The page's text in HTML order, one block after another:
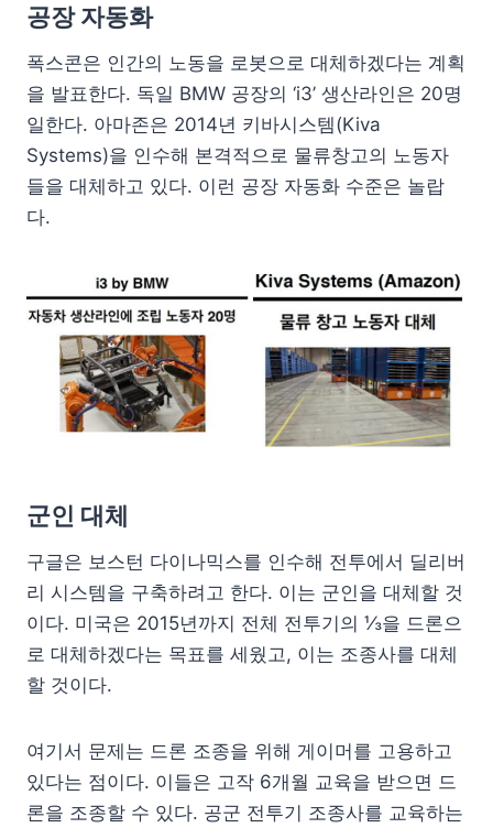
공장 자동화
폭스콘은 인간의 노동을 로봇으로 대체하겠다는 계획
을 발표한다. 독일 BMW 공장의 ‘i3’ 생산라인은 20명
일한다. 아마존은 2014년 키바시스템(Kiva
Systems)을 인수해 본격적으로 물류창고의 노동자
들을 대체하고 있다. 이런 공장 자동화 수준은 놀랍
다.
군인 대체
구글은 보스턴 다이나믹스를 인수해 전투에서 딜리버
리 시스템을 구축하려고 한다. 이는 군인을 대체할 것
이다. 미국은 2015년까지 전체 전투기의 ⅓을 드론으
로 대체하겠다는 목표를 세웠고, 이는 조종사를 대체
할 것이다.
여기서 문제는 드론 조종을 위해 게이머를 고용하고
있다는 점이다. 이들은 고작 6개월 교육을 받으면 드
론을 조종할 수 있다. 공군 전투기 조종사를 교육하는